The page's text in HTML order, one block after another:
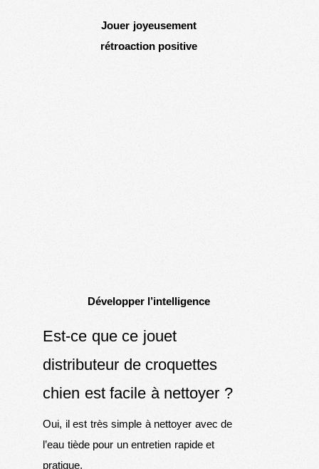
Jouer joyeusement
rétroaction positive
Développer l’intelligence
Est-ce que ce jouet
distributeur de croquettes
chien est facile à nettoyer ?
Oui, il est très simple à nettoyer avec de
l’eau tiède pour un entretien rapide et
pratique.